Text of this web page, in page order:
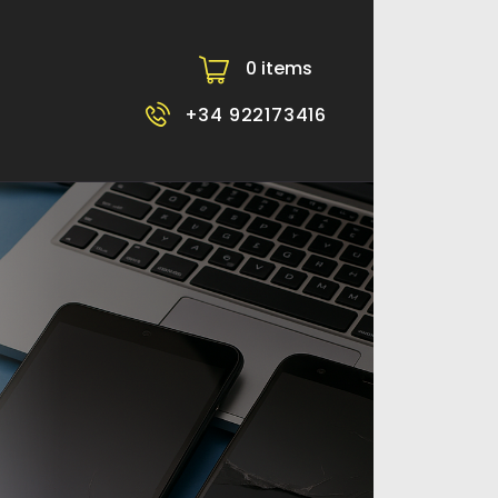
0 items
+34 922173416